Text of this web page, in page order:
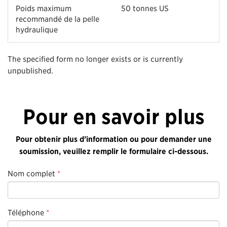
Poids maximum
recommandé de la pelle
hydraulique
50 tonnes US
The specified form no longer exists or is currently
unpublished.
Pour en savoir plus
Pour obtenir plus d’information ou pour demander une
soumission, veuillez remplir le formulaire ci-dessous.
Nom complet *
Téléphone *